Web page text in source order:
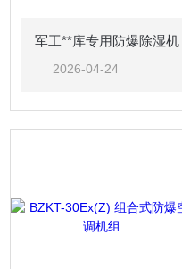
军工**库专用防爆除湿
2026-04-24